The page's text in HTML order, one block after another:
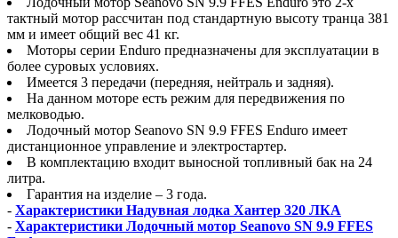
тактный мотор рассчитан под стандартную высоту транца 381
мм и имеет общий вес 41 кг.
Моторы серии Enduro предназначены для эксплуатации в
более суровых условиях.
Имеется 3 передачи (передняя, нейтраль и задняя).
На данном моторе есть режим для передвижения по
мелководью.
Лодочный мотор Seanovo SN 9.9 FFES Enduro имеет
дистанционное управление и электростартер.
В комплектацию входит выносной топливный бак на 24
литра.
Гарантия на изделие – 3 года.
- Характеристики Надувная лодка Хантер 320 ЛКА
- Характеристики Лодочный мотор Seanovo SN 9.9 FFES